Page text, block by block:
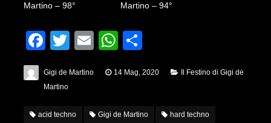
Martino – 98°
Martino – 94°
Facebook
Twitter
EmailWhatsApp
Gigi de Martino 14 Mag, 2020
Il Festino di Gigi de
Martino
acid techno Gigi de Martino hard techno